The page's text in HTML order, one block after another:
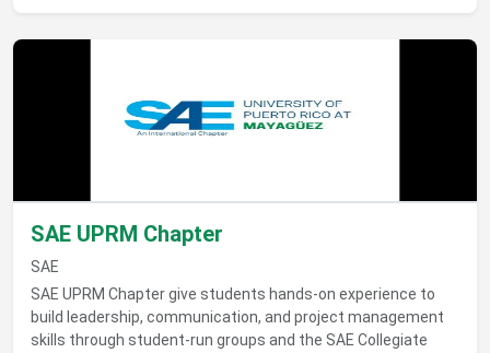
Ver detalles de SAE UPRM Chapter
SAE UPRM Chapter
SAE
SAE UPRM Chapter give students hands-on experience to
build leadership, communication, and project management
skills through student-run groups and the SAE Collegiate